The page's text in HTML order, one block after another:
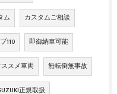
ム カスタムご相談
110 即御納車可能
スメ車両 無転倒無事故
正規取扱